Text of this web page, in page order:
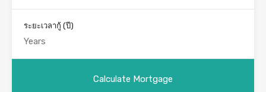
ระยะเวลากู้ (ปี)